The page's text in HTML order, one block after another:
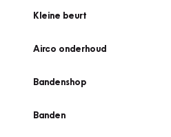
Kleine beurt
Airco onderhoud
Bandenshop
Banden